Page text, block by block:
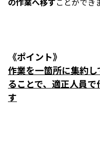
《ポイント》
作業を一箇所に集約
ることで、適正人員
す